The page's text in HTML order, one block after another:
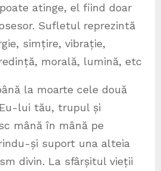
atinge, el fiind doar
Sufletul reprezintă
simțire, vibrație,
morală, lumină, etc
la moarte cele două
lui tău, trupul și
mână în mână pe
și suport una alteia
divin. La sfârșitul vieții